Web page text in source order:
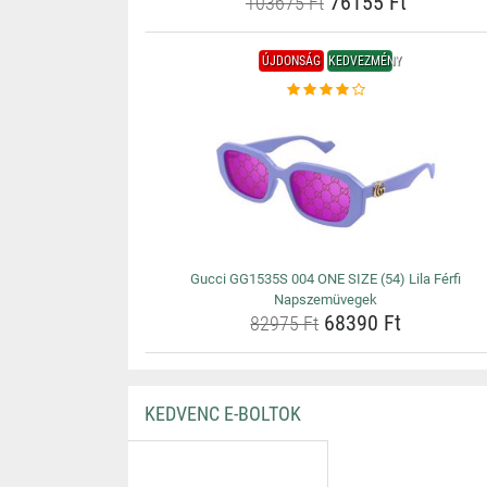
ÚJDONSÁG KEDVEZMÉNY
Gucci GG1535S 004 ONE SIZE (54) Lila Férfi
Napszemüvegek
82975 Ft68390 Ft
KEDVENC E-BOLTOK